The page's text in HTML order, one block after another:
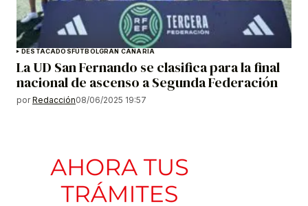
DESTACADOSFÚTBOLGRAN CANARIA
La UD San Fernando se clasifica para la final
nacional de ascenso a Segunda Federación
por Redacción08/06/2025 19:57